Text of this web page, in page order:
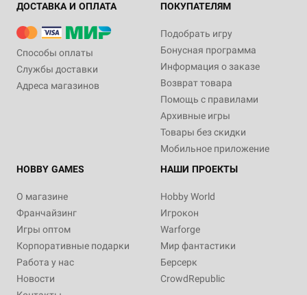
ДОСТАВКА И ОПЛАТА
Способы оплаты
Службы доставки
Адреса магазинов
ПОКУПАТЕЛЯМ
Подобрать игру
Бонусная программа
Информация о заказе
Возврат товара
Помощь с правилами
Архивные игры
Товары без скидки
Мобильное приложение
HOBBY GAMES
О магазине
Франчайзинг
Игры оптом
Корпоративные подарки
Работа у нас
Новости
НАШИ ПРОЕКТЫ
Hobby World
Игрокон
Warforge
Мир фантастики
Берсерк
CrowdRepublic